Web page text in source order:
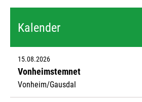
Kalender
15.08.2026
Vonheimstemnet
Vonheim/Gausdal